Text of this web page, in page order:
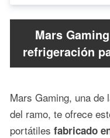
Mars
refrigeración
Mars Gaming, una
del ramo, te ofrece
portátiles fabricado